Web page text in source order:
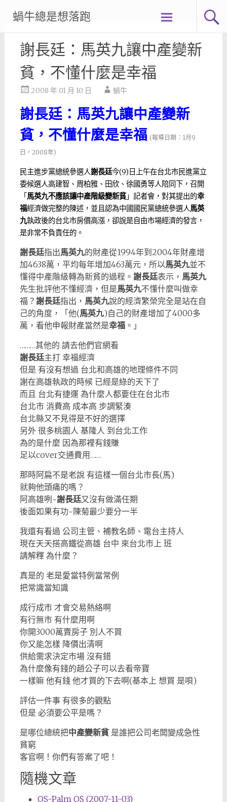
content
蝸牛總是想落跑
謝長廷：馬英九讓中產變新
貧，不懂什麼是幸福
2008 年 01 月 10 日 蝸牛
謝長廷：馬英九讓中產變新
貧，不懂什麼是幸福 (報導日期：1月9
日，2008年)
民主進步黨總統參選人謝長廷今(9)日上午在台北市民進黨立
委候選人高建智、周柏雅、田欣、徐國勇等人陪同下，召開
「 馬英九不應該讓中產階級變新貧」記者會，對其提出的幸
福經濟做完整的陳述，並且認為中國國民黨總統參選人馬英
九執政後的台北市房價高漲，卻說是自由市場經濟的發言，
是非常不負責任的。
謝長廷指出馬英九的財產從1994年到2004年財產增
加4638萬，平均每年增加463萬元，所以馬英九並不
懂得中產階級轉為新貧的過程。 謝長廷表示， 馬英九
先生批評他不懂經濟，但是馬英九不懂什麼叫做幸
福？ 謝長廷指出， 馬英九說的經濟繁榮完全是站在自
己的角度，「他(馬英九)自己的財產增加了4000多
萬，看他申報財產當然是幸福。」
………其他的 請去他們官網看
謝長廷主打 幸福經濟
但是 有沒有想過 台北和高雄的地理條件不同
謝在高雄執政的時候 已經是綠的天下了
而且 台北有捷運 為什麼人都要住在台北市
台北市 消費高 成本高 步調緊湊
台北縣又不見得是不好的選擇
另外 很多桃園人 基隆人 到台北工作
為的是什麼 因為那裡有錢賺
足以cover交通費用……
那時阿扁不是老說 有這樣一個台北市長(馬)
就夠他頭痛的嗎？
阿高雄咧~謝長廷又沒有做滿任期
後面如果有功~陳菊最少要分一半
我還有看過 公司主管、補教名師、電台主持人
現在天天搭高鐵從高雄 台中 來台北市上 班
請解釋 為什麼？
真是的 老是愛當特例當常例
把常識當知識
成行成市 才會交易熱絡啊
有行無市 有什麼用啊
你開3000萬賣房子 別人不買
你又能怎樣 降價出清啊
供給需求決定市場 沒有錯
為什麼像有錢的趙公子可以去看帝寶
一樣嘛 他有錢 他才買的下去啊(基本上 想買 是唄)
評估一件事 有很多的觀點
但是 必須要公平是嗎？
是哪位總統把中產變新貧是誰把公司老闆變成急性
貧窮
客官啊！你們有答案了吧！
隨機文章
OS-Palm OS (2007-11-03)